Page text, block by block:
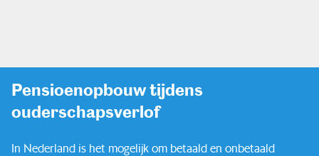
Service & contact
Pensioenopbouw tijdens
ouderschapsverlof
In Nederland is het mogelijk om betaald en onbetaald